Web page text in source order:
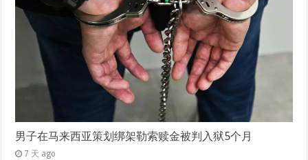
男子在马来西亚策划绑架勒索赎金被判入狱5个月
7 天 ago